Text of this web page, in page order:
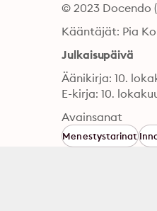
© 2023 Docendo
Kääntäjät: Pia
Julkaisupäivä
Äänikirja: 10.
E-kirja: 10.
Avainsanat
Menestystarinat